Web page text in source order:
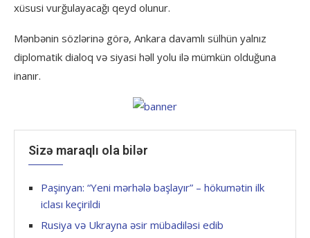
xüsusi vurğulayacağı qeyd olunur.
Mənbənin sözlərinə görə, Ankara davamlı sülhün yalnız
diplomatik dialoq və siyasi həll yolu ilə mümkün olduğuna
inanır.
Sizə maraqlı ola bilər
Paşinyan: “Yeni mərhələ başlayır” – hökumətin ilk
iclası keçirildi
Rusiya və Ukrayna əsir mübadiləsi edib